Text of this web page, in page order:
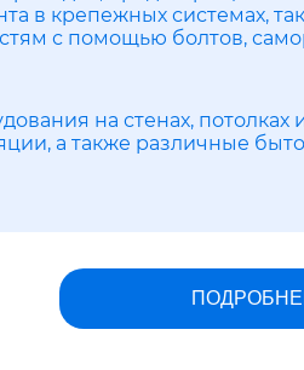
в крепежных системах,
с помощью болтов,
на стенах, потолках
а также различные